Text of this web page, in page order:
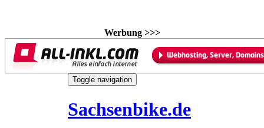
Werbung >>>
Toggle navigation
Sachsenbike.de